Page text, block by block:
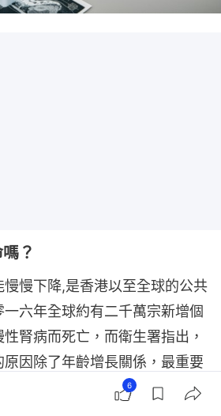
？
慢下降,是香港以至全球的公共
六年全球約有二千萬宗新增個
腎病而死亡，而衛生署指出，
因除了年齡增長關係，最重要
個案上升而引致的病發。而慢性
臟功能長期受損而影響功能運
6